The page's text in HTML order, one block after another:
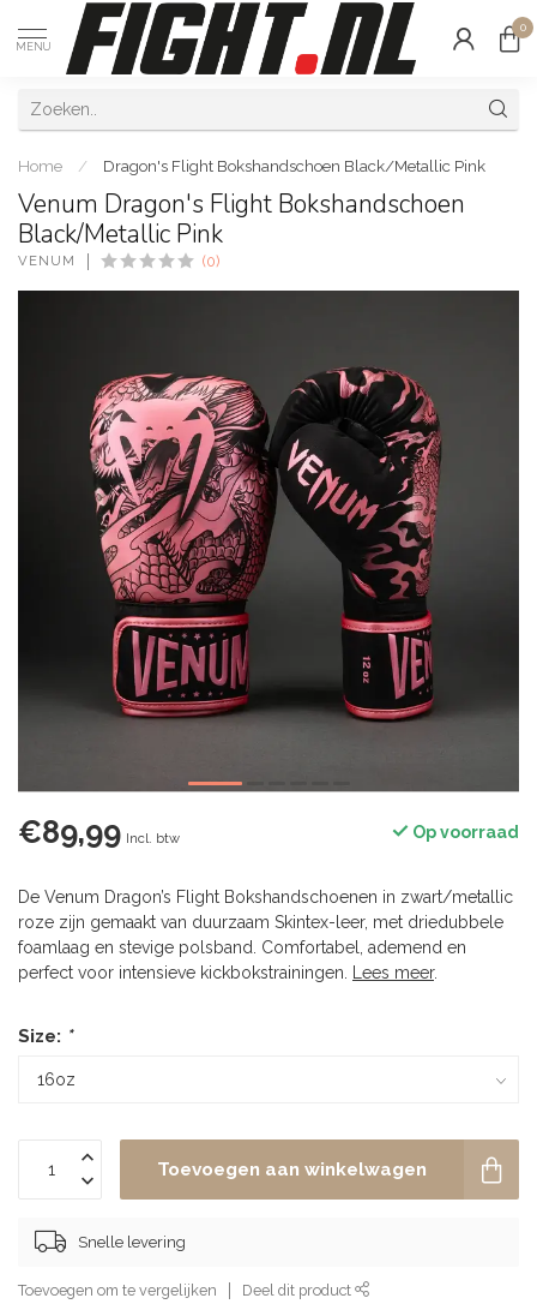
MENU
0
Home / Dragon's Flight Bokshandschoen Black/Metallic Pink
Venum Dragon's Flight Bokshandschoen
Black/Metallic Pink
VENUM (0)
€89,99 Incl. btw Op voorraad
De Venum Dragon’s Flight Bokshandschoenen in zwart/metallic
roze zijn gemaakt van duurzaam Skintex-leer, met driedubbele
foamlaag en stevige polsband. Comfortabel, ademend en
perfect voor intensieve kickbokstrainingen.
Lees meer.
Size: *
Toevoegen aan winkelwagen
Snelle levering
Toevoegen om te vergelijken Deel dit product